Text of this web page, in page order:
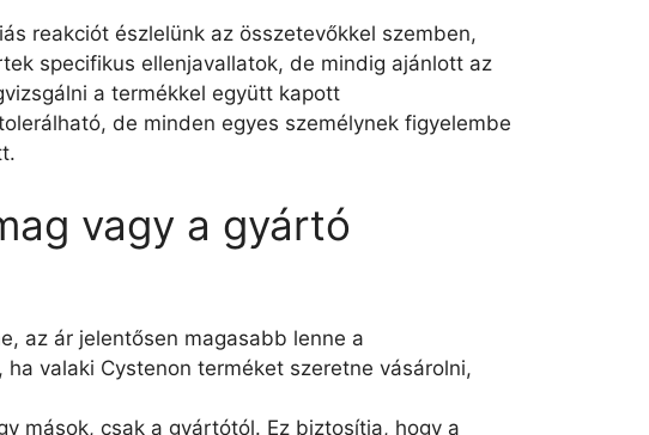
reakciót észlelünk az összetevőkkel szemben,
specifikus ellenjavallatok, de mindig ajánlott az
a termékkel együtt kapott
de minden egyes személynek figyelembe
vagy a gyártó
az ár jelentősen magasabb lenne a
valaki Cystenon terméket szeretne vásárolni,
mások, csak a gyártótól. Ez biztosítja, hogy a